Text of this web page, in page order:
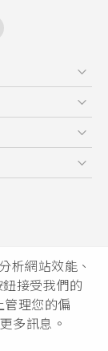
析網站效能、
接受我們的
理您的偏
多訊息。